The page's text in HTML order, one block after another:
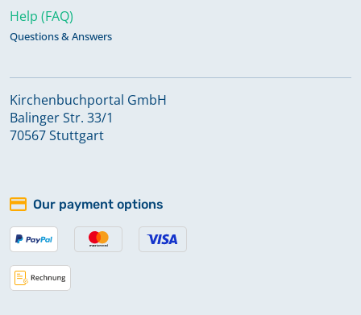
Help (FAQ)
Questions & Answers
Kirchenbuchportal GmbH
Balinger Str. 33/1
70567 Stuttgart
Our payment options